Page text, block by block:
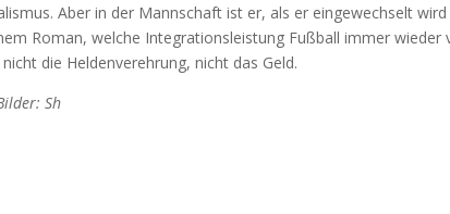
Aber in der Mannschaft ist er, als er eingewechselt
Roman, welche Integrationsleistung Fußball immer wieder
die Heldenverehrung, nicht das Geld.
Sh